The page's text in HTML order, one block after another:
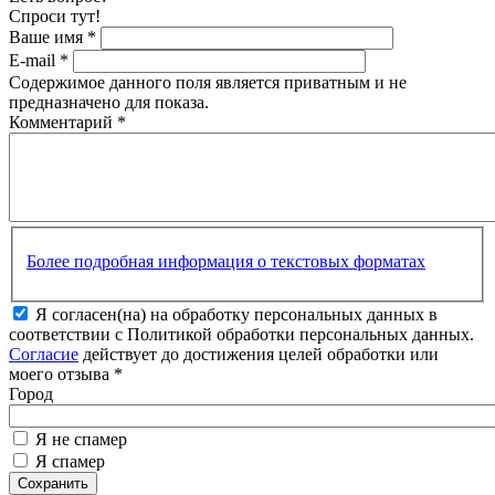
Спроси тут!
Ваше имя *
E-mail *
Содержимое данного поля является приватным и не
предназначено для показа.
Комментарий *
Более подробная информация о текстовых форматах
Я согласен(на) на обработку персональных данных в
соответствии с Политикой обработки персональных данных.
Согласие действует до достижения целей обработки или
моего отзыва *
Город
Я не спамер
Я спамер